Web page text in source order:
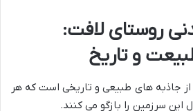
روستای لافت:
و تاریخ
از جاذبه های طبیعی و تاریخی است که هر
این سرزمین را بازگو می کنند.